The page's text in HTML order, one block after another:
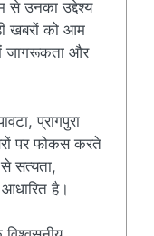
उनका उद्देश्य
खबरों को आम
जागरूकता और
प्रागपुरा
पर फोकस करते
सत्यता,
आधारित है।